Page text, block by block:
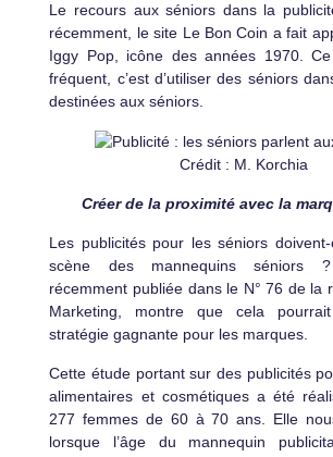
Le recours aux séniors dans la
récemment, le site Le Bon Coin a fait
Iggy Pop, icône des années 1970.
fréquent, c’est d’utiliser des séniors
destinées aux séniors.
Crédit : M. Korchia
Créer de la proximité avec la
Les publicités pour les séniors
scène des mannequins séniors
récemment publiée dans le N° 76 de la
Marketing, montre que cela
stratégie gagnante pour les marques.
Cette étude portant sur des publicités
alimentaires et cosmétiques a été
277 femmes de 60 à 70 ans. Elle
lorsque l’âge du mannequin